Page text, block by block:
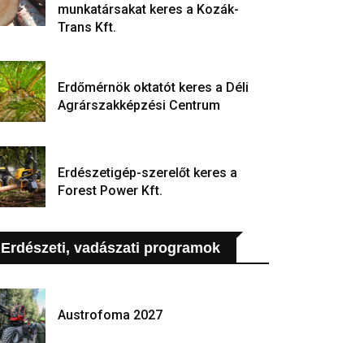
munkatársakat keres a Kozák-
Trans Kft.
Erdőmérnök oktatót keres a Déli
Agrárszakképzési Centrum
Erdészetigép-szerelőt keres a
Forest Power Kft.
Erdészeti, vadászati programok
Austrofoma 2027